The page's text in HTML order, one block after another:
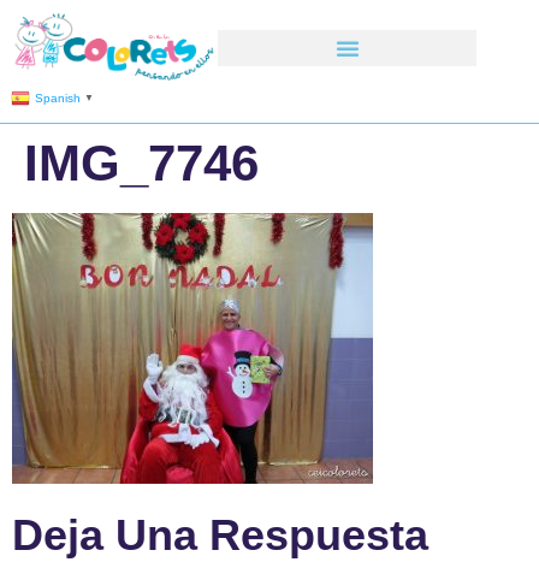
Spanish ▼
IMG_7746
Deja Una Respuesta